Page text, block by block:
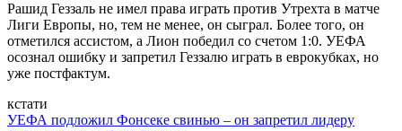
Рашид Геззаль не имел права играть против Утрехта в матче
Лиги Европы, но, тем не менее, он сыграл. Более того, он
отметился ассистом, а Лион победил со счетом 1:0. УЕФА
осознал ошибку и запретил Геззалю играть в еврокубках, но
уже постфактум.
кстати
УЕФА подложил Фонсеке свинью – он запретил лидеру